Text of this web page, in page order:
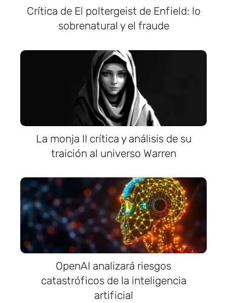
Crítica de El poltergeist de Enfield: lo
sobrenatural y el fraude
La monja II crítica y análisis de su
traición al universo Warren
OpenAI analizará riesgos
catastróficos de la inteligencia
artificial